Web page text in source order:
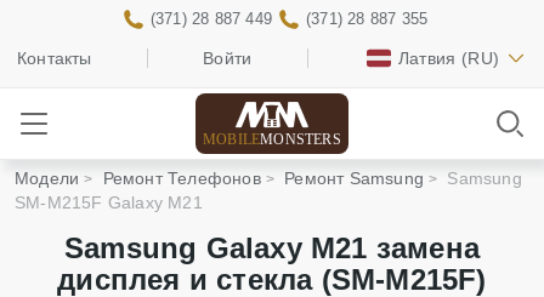
Контакты Войти Латвия (RU)
(371) 28 887 449 (371) 28 887 355
MOBILEMONSTERS
Модели Ремонт Телефонов Ремонт Samsung
Samsung
SM-M215F Galaxy M21
Samsung Galaxy M21 замена
дисплея и стекла (SM-M215F)